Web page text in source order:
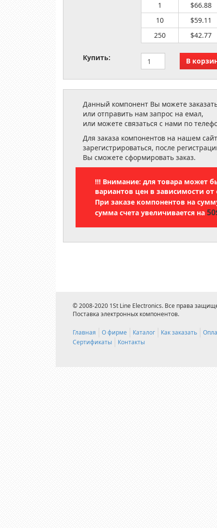
1
$66.88
10
$59.11
250
$42.77
Купить:
Данный компонент Вы можете
или отправить нам запрос на емал,
или можете связаться с нами по
Для заказа компонентов на нашем
зарегистрироваться, после
Вы сможете сформировать заказ.
!!! Внимание: для товара может
вариантов цен в зависимости от
При заказе компонентов на
сумма счета увеличивается на
© 2008-2020 1St Line Electronics. Все права
Поставка электронных компонентов.
Главная О фирме Каталог Как заказать
Сертификаты
Контакты